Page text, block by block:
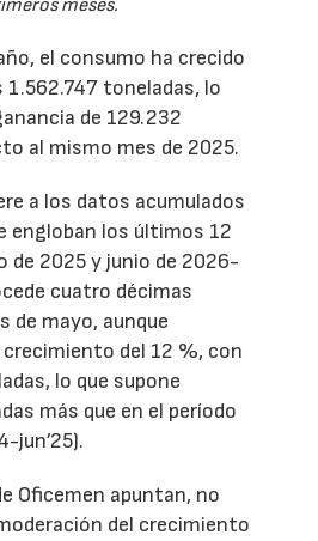
meses.
el consumo ha crecido
1.562.747 toneladas, lo
de 129.232
al mismo mes de 2025.
a los datos acumulados
engloban los últimos 12
de 2025 y junio de 2026-
cuatro décimas
de mayo, aunque
del 12 %, con
lo que supone
más que en el período
jun’25).
Oficemen apuntan, no
del crecimiento